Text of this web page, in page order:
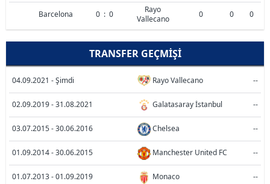
Barcelona 0 : 0
Rayo
Vallecano
0 0 0
TRANSFER GEÇMIŞI
04.09.2021 - Şimdi Rayo Vallecano --
02.09.2019 - 31.08.2021 Galatasaray İstanbul --
03.07.2015 - 30.06.2016 Chelsea --
01.09.2014 - 30.06.2015 Manchester United FC --
01.07.2013 - 01.09.2019 Monaco --